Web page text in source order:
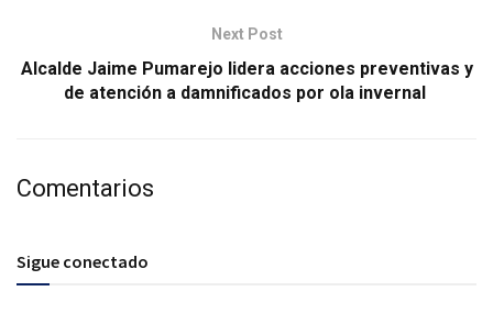
Next Post
Alcalde Jaime Pumarejo lidera acciones preventivas y
de atención a damnificados por ola invernal
Comentarios
Sigue conectado